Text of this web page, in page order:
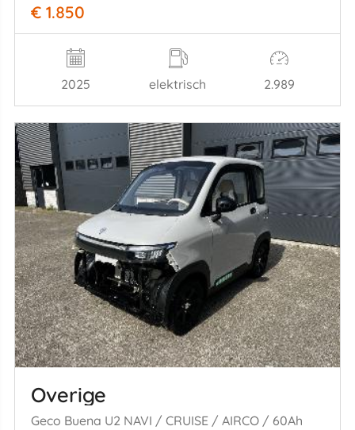
€ 1.850
2025 elektrisch 2.989
Overige
Geco Buena U2 NAVI / CRUISE / AIRCO / 60Ah